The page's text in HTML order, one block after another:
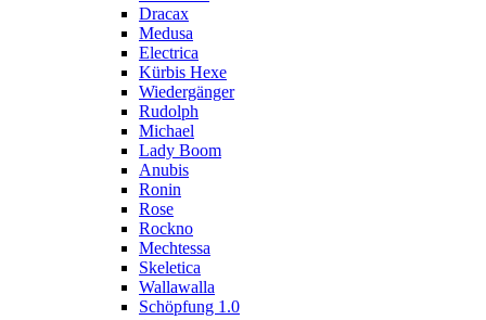
Dracax
Medusa
Electrica
Kürbis Hexe
Wiedergänger
Rudolph
Michael
Lady Boom
Anubis
Ronin
Rose
Rockno
Mechtessa
Skeletica
Wallawalla
Schöpfung 1.0